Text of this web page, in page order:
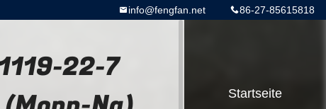
86-27-85615818
info@fengfan.net
22-7
Startseite